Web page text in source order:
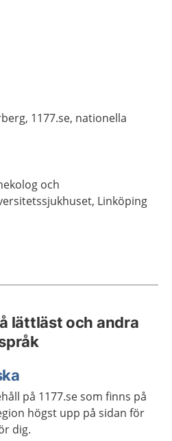
1177.se, nationella
och
Linköping
lättläst och andra
på 1177.se som finns på
högst upp på sidan för
dig.